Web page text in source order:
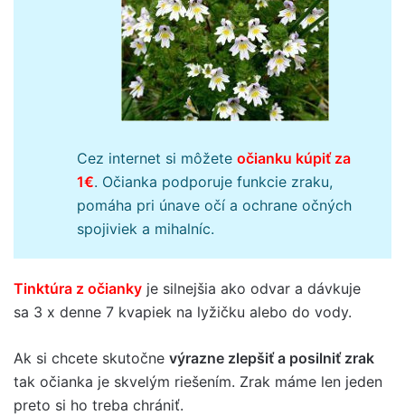
Cez internet si môžete očianku kúpiť za
1€. Očianka podporuje funkcie zraku,
pomáha pri únave očí a ochrane očných
spojiviek a mihalníc.
Tinktúra z očianky je silnejšia ako odvar a dávkuje
sa 3 x denne 7 kvapiek na lyžičku alebo do vody.
Ak si chcete skutočne výrazne zlepšiť a posilniť zrak
tak očianka je skvelým riešením. Zrak máme len jeden
preto si ho treba chrániť.